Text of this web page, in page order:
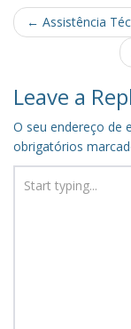
Post
← Assistência
Leave a
O seu endereço de
obrigatórios